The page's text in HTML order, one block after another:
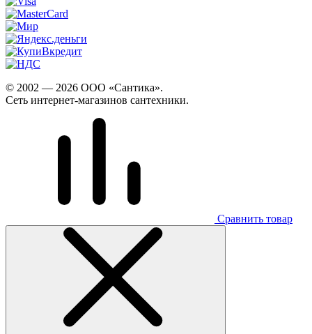
© 2002 — 2026 ООО «Сантика».
Сеть интернет-магазинов сантехники.
Сравнить товар